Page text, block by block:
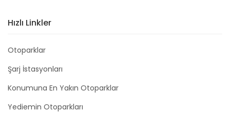
Hızlı Linkler
Otoparklar
Şarj İstasyonları
Konumuna En Yakın Otoparklar
Yediemin Otoparkları